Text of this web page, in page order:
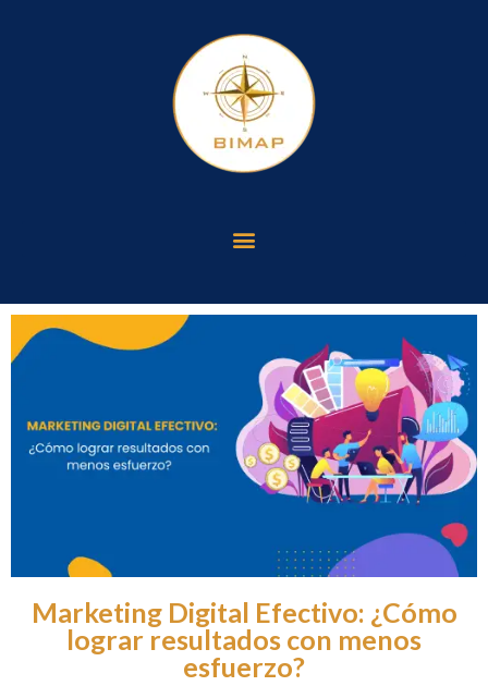
Marketing Digital Efectivo: ¿Cómo
lograr resultados con menos
esfuerzo?